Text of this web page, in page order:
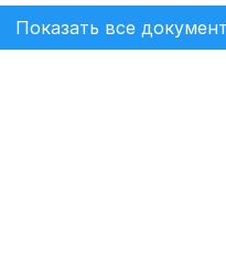
Показать все